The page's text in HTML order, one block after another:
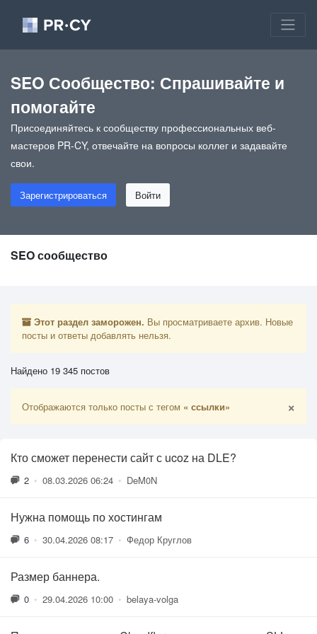
SEO Сообщество: Спрашивайте и
помогайте
Присоединяйтесь к сообществу профессиональных веб-
мастеров PR-CY, отвечайте на вопросы коллег и задавайте
свои.
Зарегистрироваться Войти
SEO сообщество
Этот раздел заморожен. Вы просматриваете архив. Новые
посты и ответы добавлять нельзя.
Найдено 19 345 постов
Отображаются только посты с тегом « ссылки» ×
Кто сможет перенести сайт с ucoz на DLE?
2 • 08.03.2026 06:24 • DeM0N
Нужна помощь по хостингам
6 • 30.04.2026 08:17 • Федор Круглов
Размер баннера.
0 • 29.04.2026 10:00 • belaya-volga